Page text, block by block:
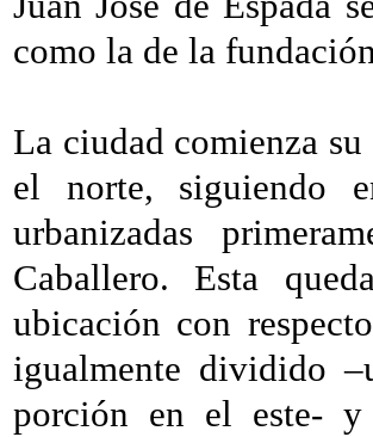
como la de la
La ciudad comienza
el norte, siguiendo
urbanizadas
Caballero. Esta
ubicación con
igualmente dividido
porción en el este-